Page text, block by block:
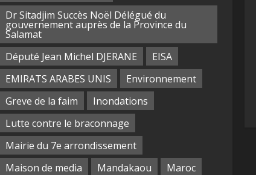
Dr Sitadjim Succès Noël Délégué du
gouvernement auprès de la Province du
Salamat
Député Jean Michel DJERANE
EISA
EMIRATS ARABES UNIS
Environnement
Greve de la faim
Inondations
Lutte contre le braconnage
Mairie du 7e arrondissement
Maison de media
Mandakaou
Maroc